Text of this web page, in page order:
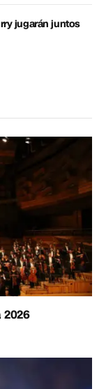
jugarán juntos
2026